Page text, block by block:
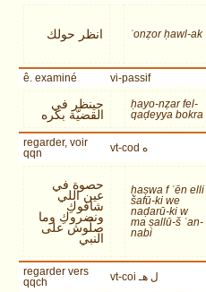
انظر حولك ʾonẓor ḥawl-ak
ê. examiné
vi-passif
حينظر في
القضيّة بكره
ḥayo-nẓar fel-
qaḍeyya bokra
regarder, voir
qqn
vt-cod ه
حصوة في
عين اللي
شافوكِ
ونضروكِ وما
صلّوش على
النبي
ḥaṣwa f ʿēn elli
šafū-ki we
naḍarū-ki w
ma ṣallū-š ʿan-
nabi
regarder vers
qqch
vt-coi ل هـ